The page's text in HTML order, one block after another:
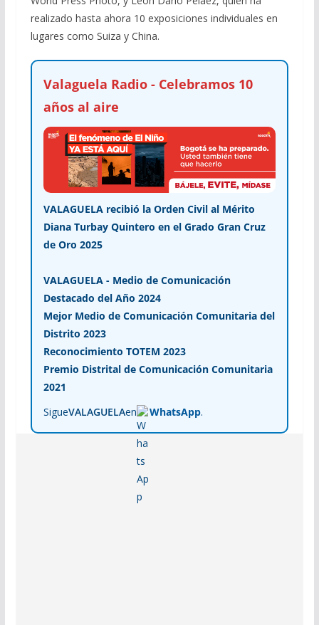
realizado hasta ahora 10 exposiciones individuales en
lugares como Suiza y China.
Valaguela Radio - Celebramos 10
años al aire
VALAGUELA recibió la Orden Civil al Mérito
Diana Turbay Quintero en el Grado Gran Cruz
de Oro 2025
VALAGUELA - Medio de Comunicación
Destacado del Año 2024
Mejor Medio de Comunicación Comunitaria del
Distrito 2023
Reconocimiento TOTEM 2023
Premio Distrital de Comunicación Comunitaria
2021
SigueVALAGUELAen WhatsApp.